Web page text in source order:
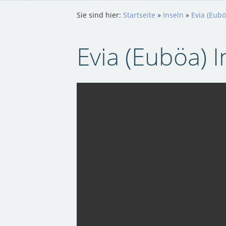
Sie sind hier: Startseite » Inseln » Evia
Evia (Euböa)